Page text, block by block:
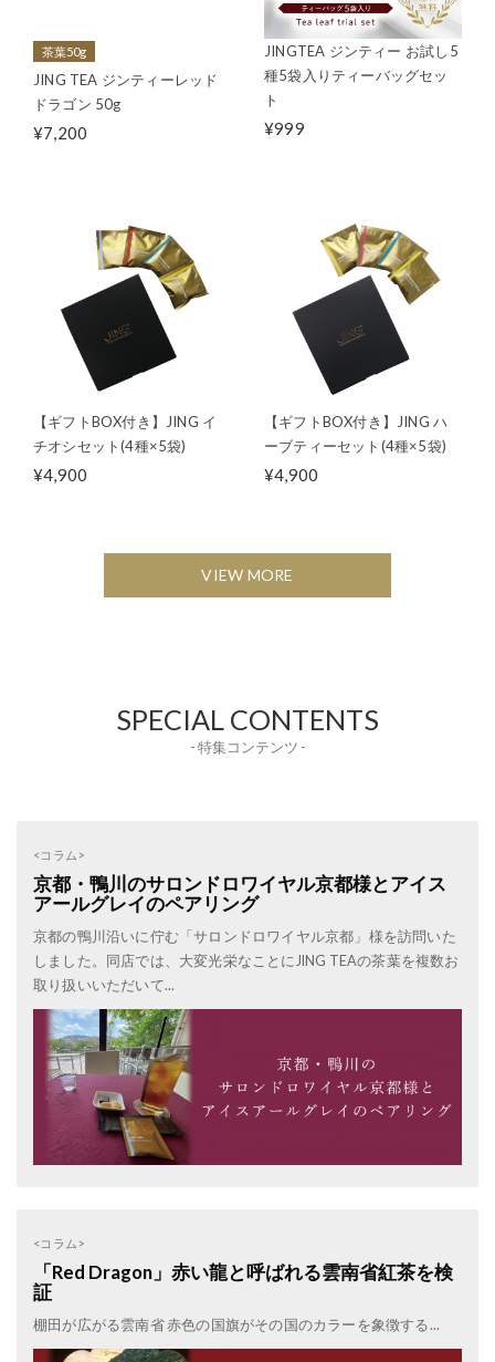
茶葉50g
JING TEA ジンティーレッド
ドラゴン 50g
¥7,200
JINGTEA ジンティー お試し5
種5袋入りティーバッグセッ
ト
¥999
【ギフトBOX付き】JING イ
チオシセット(4種×5袋)
¥4,900
【ギフトBOX付き】JING ハ
ーブティーセット(4種×5袋)
¥4,900
VIEW MORE
SPECIAL CONTENTS
- 特集コンテンツ -
<コラム>
京都・鴨川のサロンドロワイヤル京都様とアイス
アールグレイのペアリング
京都の鴨川沿いに佇む「サロンドロワイヤル京都」様を訪問いた
しました。同店では、大変光栄なことにJING TEAの茶葉を複数お
取り扱いいただいて...
<コラム>
「Red Dragon」赤い龍と呼ばれる雲南省紅茶を検
証
棚田が広がる雲南省 赤色の国旗がその国のカラーを象徴する...